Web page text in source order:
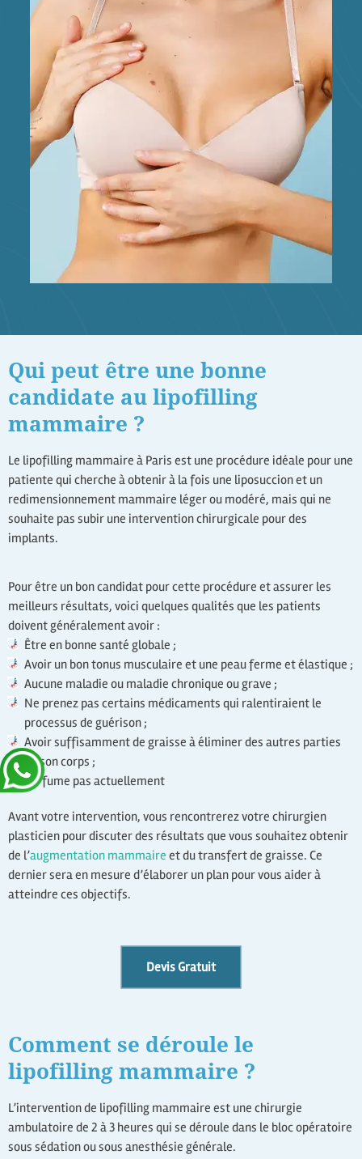
Qui peut être une bonne
candidate au lipofilling
mammaire ?
Le lipofilling mammaire à Paris est une procédure idéale pour une
patiente qui cherche à obtenir à la fois une liposuccion et un
redimensionnement mammaire léger ou modéré, mais qui ne
souhaite pas subir une intervention chirurgicale pour des
implants.
Pour être un bon candidat pour cette procédure et assurer les
meilleurs résultats, voici quelques qualités que les patients
doivent généralement avoir :
Être en bonne santé globale ;
Avoir un bon tonus musculaire et une peau ferme et élastique ;
Aucune maladie ou maladie chronique ou grave ;
Ne prenez pas certains médicaments qui ralentiraient le
processus de guérison ;
Avoir suffisamment de graisse à éliminer des autres parties
de son corps ;
Ne fume pas actuellement
Avant votre intervention, vous rencontrerez votre chirurgien
plasticien pour discuter des résultats que vous souhaitez obtenir
de l’augmentation mammaire et du transfert de graisse. Ce
dernier sera en mesure d’élaborer un plan pour vous aider à
atteindre ces objectifs.
Devis Gratuit
Comment se déroule le
lipofilling mammaire ?
L’intervention de lipofilling mammaire est une chirurgie
ambulatoire de 2 à 3 heures qui se déroule dans le bloc opératoire
sous sédation ou sous anesthésie générale.